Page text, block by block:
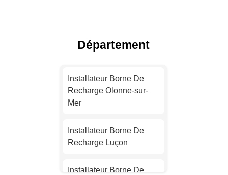
Recharge Nice
Installateur Borne De
Installateur Borne De
Département
Installateur Borne De
Recharge Olonne-sur-
Mer
Installateur Borne De
Recharge Luçon
Installateur Borne De